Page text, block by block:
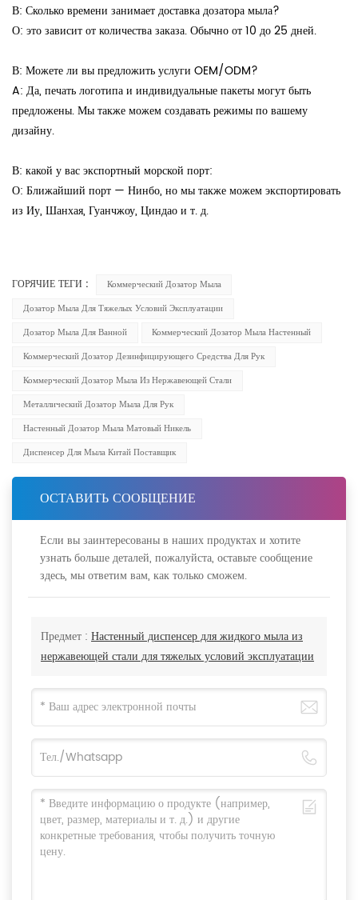
В: Сколько времени занимает доставка дозатора мыла?
О: это зависит от количества заказа. Обычно от 10 до 25 дней.
В: Можете ли вы предложить услуги OEM/ODM?
A: Да, печать логотипа и индивидуальные пакеты могут быть
предложены. Мы также можем создавать режимы по вашему
дизайну.
В: какой у вас экспортный морской порт:
О: Ближайший порт — Нинбо, но мы также можем экспортировать
из Иу, Шанхая, Гуанчжоу, Циндао и т. д.
ГОРЯЧИЕ ТЕГИ :
Коммерческий Дозатор Мыла
Дозатор Мыла Для Тяжелых Условий Эксплуатации
Дозатор Мыла Для Ванной
Коммерческий Дозатор Мыла Настенный
Коммерческий Дозатор Дезинфицирующего Средства Для Рук
Коммерческий Дозатор Мыла Из Нержавеющей Стали
Металлический Дозатор Мыла Для Рук
Настенный Дозатор Мыла Матовый Никель
Диспенсер Для Мыла Китай Поставщик
ОСТАВИТЬ СООБЩЕНИЕ
Если вы заинтересованы в наших продуктах и хотите
узнать больше деталей, пожалуйста, оставьте сообщение
здесь, мы ответим вам, как только сможем.
Предмет : Настенный диспенсер для жидкого мыла из
нержавеющей стали для тяжелых условий эксплуатации